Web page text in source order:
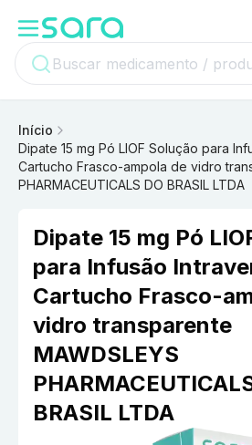
Início
Dipate 15 mg Pó LIOF Solução para
Cartucho Frasco-ampola de vidro
PHARMACEUTICALS DO BRASIL LTDA
Dipate 15 mg Pó
para Infusão
Cartucho Frasco-
vidro transparente
MAWDSLEYS
BRASIL LTDA